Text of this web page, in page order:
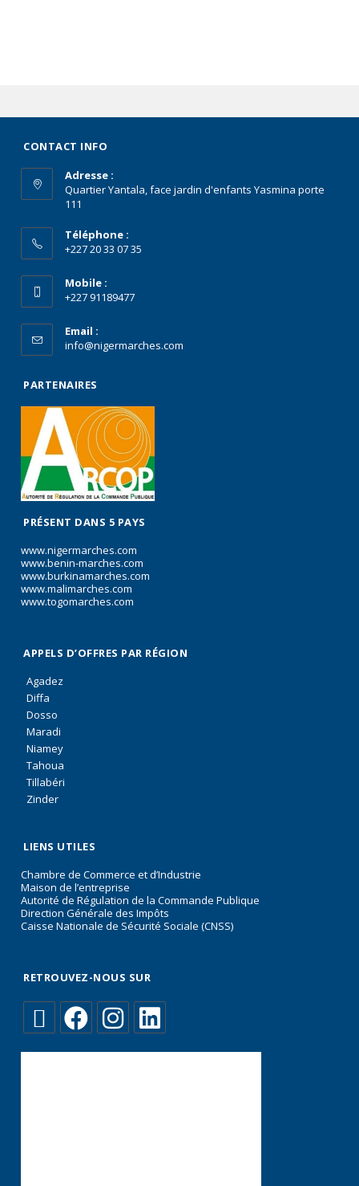
CONTACT INFO
Adresse :
Quartier Yantala, face jardin d'enfants Yasmina porte
111
Téléphone :
+227 20 33 07 35
Mobile :
+227 91189477
Email :
info@nigermarches.com
PARTENAIRES
PRÉSENT DANS 5 PAYS
www.nigermarches.com
www.benin-marches.com
www.burkinamarches.com
www.malimarches.com
www.togomarches.com
APPELS D’OFFRES PAR RÉGION
Agadez
Diffa
Dosso
Maradi
Niamey
Tahoua
Tillabéri
Zinder
LIENS UTILES
Chambre de Commerce et d’Industrie
Maison de l’entreprise
Autorité de Régulation de la Commande Publique
Direction Générale des Impôts
Caisse Nationale de Sécurité Sociale (CNSS)
RETROUVEZ-NOUS SUR